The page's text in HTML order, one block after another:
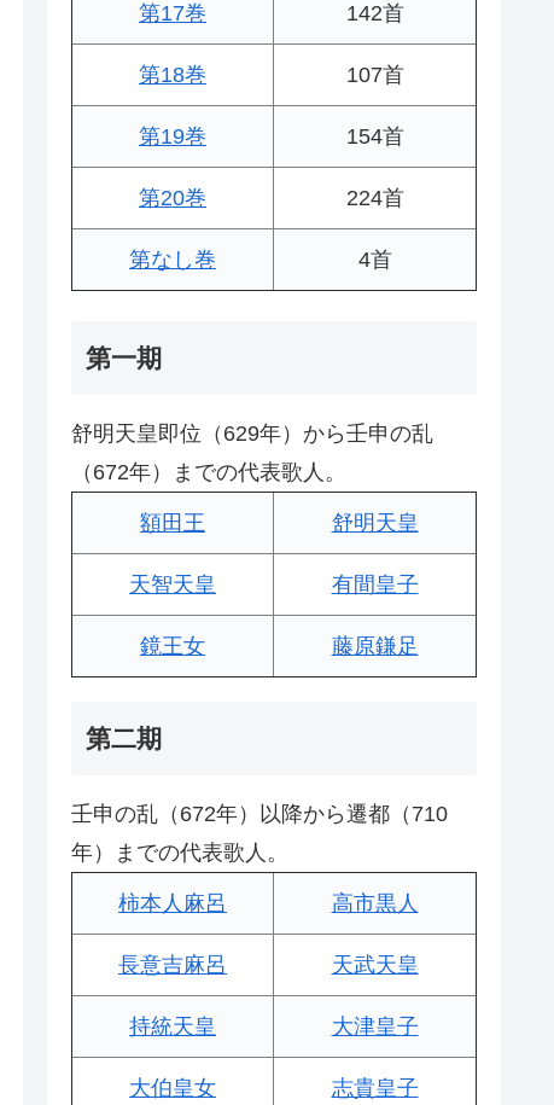
第17巻 142首
第18巻 107首
第19巻 154首
第20巻 224首
第なし巻 4首
第一期
舒明天皇即位（629年）から壬申の乱
（672年）までの代表歌人。
額田王 舒明天皇
天智天皇 有間皇子
鏡王女 藤原鎌足
第二期
壬申の乱（672年）以降から遷都（710
年）までの代表歌人。
柿本人麻呂 高市黒人
長意吉麻呂 天武天皇
持統天皇 大津皇子
大伯皇女 志貴皇子